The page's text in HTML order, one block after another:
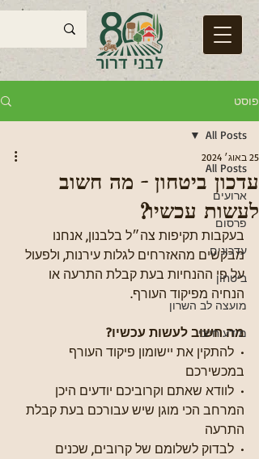
פוסט
All Posts
ארועים
פרסום
עדכונים
ביטחון
מועצה לב השרון
מידע חיוני
All Posts
עדכון ביטחון - מה חשוב
לעשות עכשיו?
25 באוג׳ 2024
בעקבות תקיפות צה״ל בלבנון, אנחנו
מבקשים מהאזרחים לגלות עירנות, ולפעול
על פי ההנחיות בעת קבלת התרעה או
הנחיה מפיקוד העורף.
מה חשוב לעשות עכשיו?
•⁠  ⁠להתקין את יישומון פיקוד העורף
במכשירכם
•⁠  ⁠⁠לוודא שאתם וקרוביכם יודעים היכן
המרחב הכי מוגן שיש עבורכם בעת קבלת
התרעה
•⁠  ⁠⁠לבדוק לשלומם של קרובים, שכנים